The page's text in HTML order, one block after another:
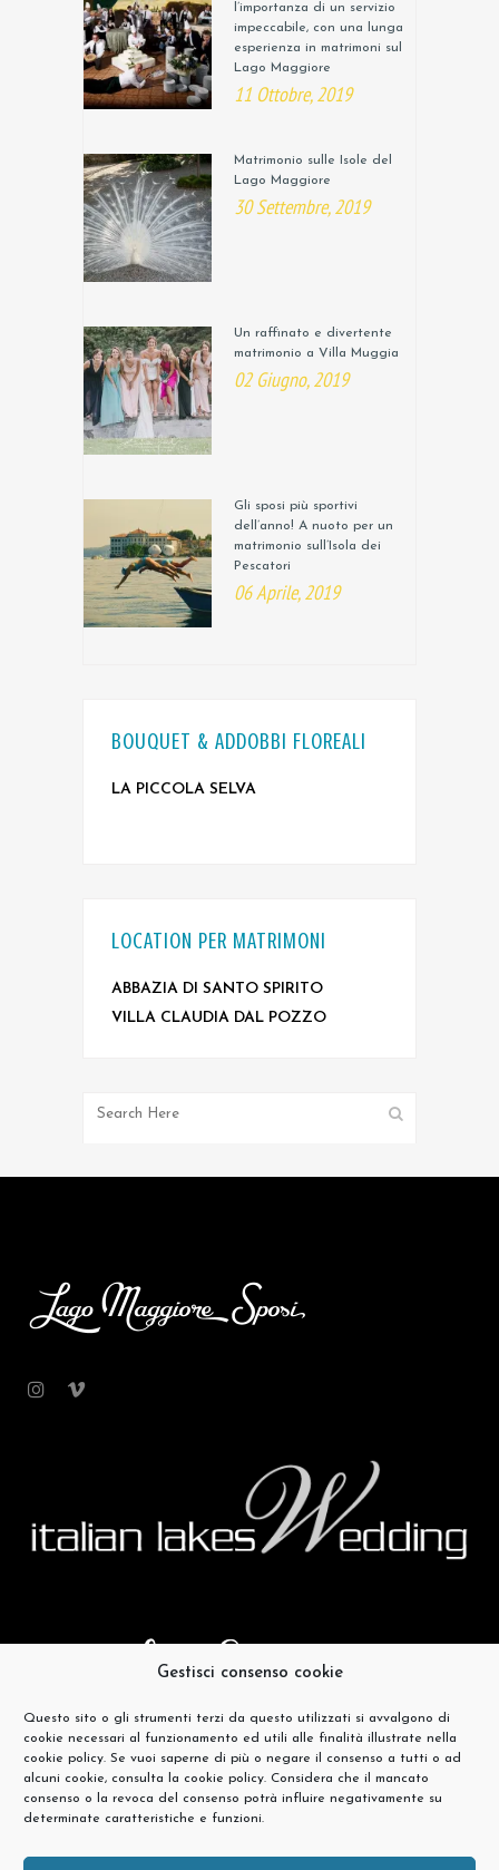
Gestisci consenso cookie
Questo sito o gli strumenti terzi da questo utilizzati si avvalgono di
cookie necessari al funzionamento ed utili alle finalità illustrate nella
cookie policy. Se vuoi saperne di più o negare il consenso a tutti o ad
alcuni cookie, consulta la cookie policy. Considera che il mancato
consenso o la revoca del consenso potrà influire negativamente su
determinate caratteristiche e funzioni.
l’importanza di un servizio
impeccabile, con una lunga
esperienza in matrimoni sul
Lago Maggiore
11 Ottobre, 2019
Matrimonio sulle Isole del
Lago Maggiore
30 Settembre, 2019
Un raffinato e divertente
matrimonio a Villa Muggia
02 Giugno, 2019
Gli sposi più sportivi
dell’anno! A nuoto per un
matrimonio sull’Isola dei
Pescatori
06 Aprile, 2019
BOUQUET & ADDOBBI FLOREALI
LA PICCOLA SELVA
LOCATION PER MATRIMONI
ABBAZIA DI SANTO SPIRITO
VILLA CLAUDIA DAL POZZO